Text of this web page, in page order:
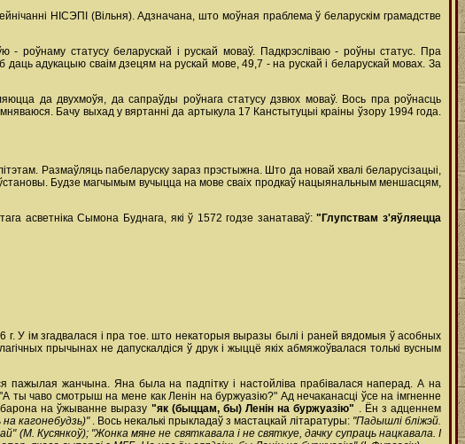
НІСЭПІ (Вільня). Адзначана, што моўная праблема ў беларускім грамадстве
роўнаму статусу беларускай і рускай моваў. Падкрэсліваю - роўны статус. Пра
адукацыю сваім дзецям на рускай мове, 49,7 - на рускай і беларускай мовах. За
да двухмоўя, да сапраўды роўнага статусу дзвюх моваў. Вось пра роўнасць
Бачу выхад у вяртанні да артыкула 17 Канстытуцыі краіны ўзору 1994 года.
Размаўляць пабеларуску зараз прэстыжна. Што да новай хвалі беларусізацыі,
Будзе магчымым вучыцца на мове сваіх продкаў нацыянальным меншасцям,
асветніка Сымона Буднага, які ў 1572 годзе занатаваў:"Глупствам з'яўляецца
У ім згадвалася і пра тое. што некаторыя выразы былі і раней вядомыя ў асобных
прычынах не дапускалдіся ў друк і жыццё якіх абмяжоўвалася толькі вусным
жанчына. Яна была на падпітку і настойліва прабівалася наперад. А на
ты чаво смотрыш на мене как Ленін на буржуазію?" Ад нечаканасці ўсе на імгненне
на ўжыванне выразу "як (быццам, бы) Ленін на буржуазію" . Ён з адценнем
на кагонебудзь)" . Вось некалькі прыкладаў з мастацкай літаратуры: "Падышлі бліжэй.
(М. Кусянкоў); "Жонка мяне не святкавала і не святкуе, дачку супраць нацкавала. І